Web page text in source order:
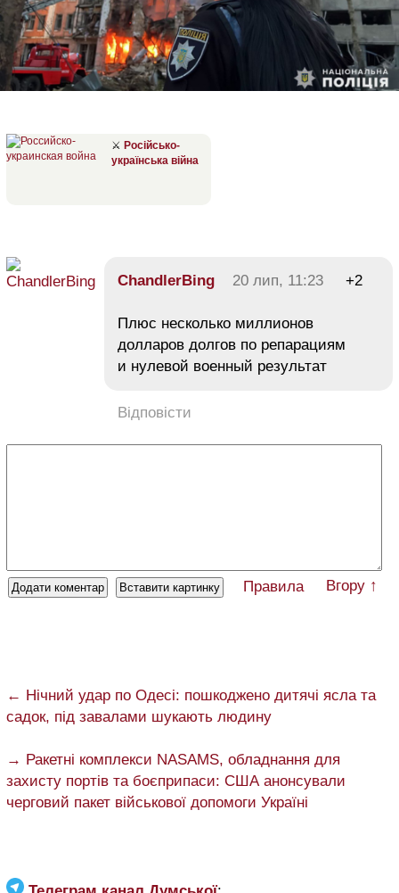
⚔ Російсько-
українська війна
ChandlerBing 20 лип, 11:23 +2
Плюс несколько миллионов
долларов долгов по репарациям
и нулевой военный результат
Відповісти
Правила Вгору ↑
← Нічний удар по Одесі: пошкоджено дитячі ясла та
садок, під завалами шукають людину
→ Ракетні комплекси NASAMS, обладнання для
захисту портів та боєприпаси: США анонсували
черговий пакет військової допомоги Україні